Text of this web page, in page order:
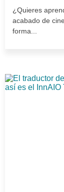
¿Quieres
acabado de
forma...